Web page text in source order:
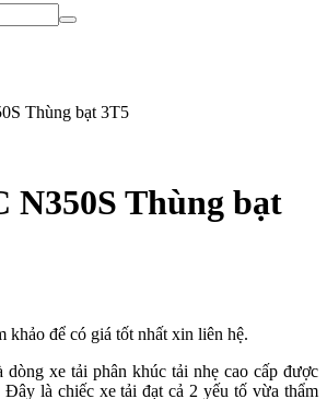
Thùng bạt 3T5
N350S Thùng bạt
khảo để có giá tốt nhất xin liên hệ.
dòng xe tải phân khúc tải nhẹ cao cấp được
Đây là chiếc xe tải đạt cả 2 yếu tố vừa thẩm